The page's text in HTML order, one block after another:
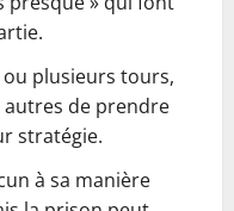
plusieurs tours,
autres de prendre
stratégie.
à sa manière